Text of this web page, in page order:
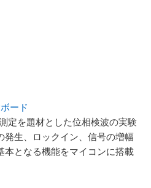
ード
定を題材とした位相検波の実験
発生、ロックイン、信号の増幅
本となる機能をマイコンに搭載